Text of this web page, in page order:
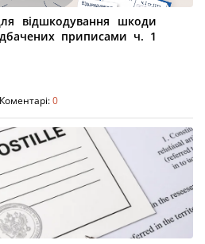
відшкодування шкоди
приписами ч. 1
Коментарі:0